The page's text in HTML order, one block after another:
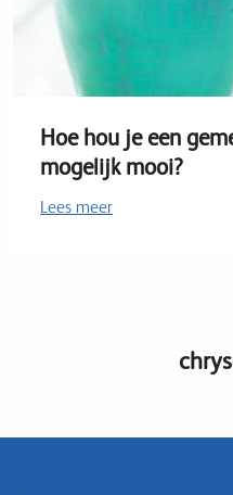
Hoe hou je een
mogelijk mooi?
Lees meer